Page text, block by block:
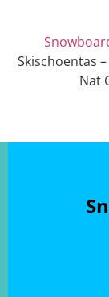
Skischoentas
Nat